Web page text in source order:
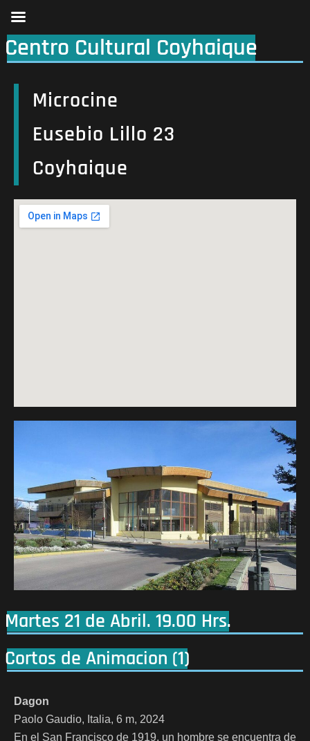
Centro Cultural Coyhaique
Microcine
Eusebio Lillo 23
Coyhaique
Martes 21 de Abril. 19.00 Hrs.
Cortos de Animacion (1)
Dagon
Paolo Gaudio, Italia, 6 m, 2024
En el San Francisco de 1919, un hombre se encuentra de